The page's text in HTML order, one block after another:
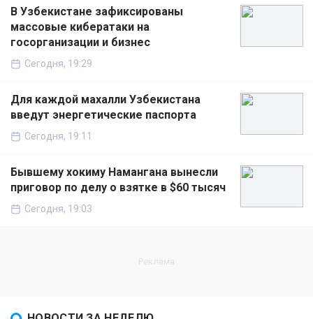
В Узбекистане зафиксированы
массовые кибератаки на
госорганизации и бизнес
Сегодня, 19:29
Для каждой махалли Узбекистана
введут энергетические паспорта
Сегодня, 19:11
Бывшему хокиму Намангана вынесли
приговор по делу о взятке в $60 тысяч
Сегодня, 19:03